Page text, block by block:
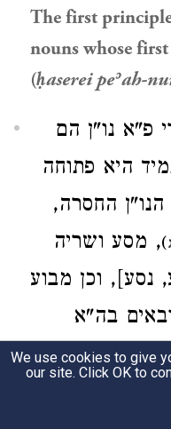
The first
nouns whose
(ḥaserei peʾah-
פ"א נו"ן הם
היא פתוחה
החסרה,
), מסע ושריה
וכן מבוע
בה"א
ובצרי כמו;
מצבה מחסרי
We use cookies to give
our site. Click OK to